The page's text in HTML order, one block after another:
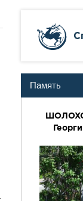
Память